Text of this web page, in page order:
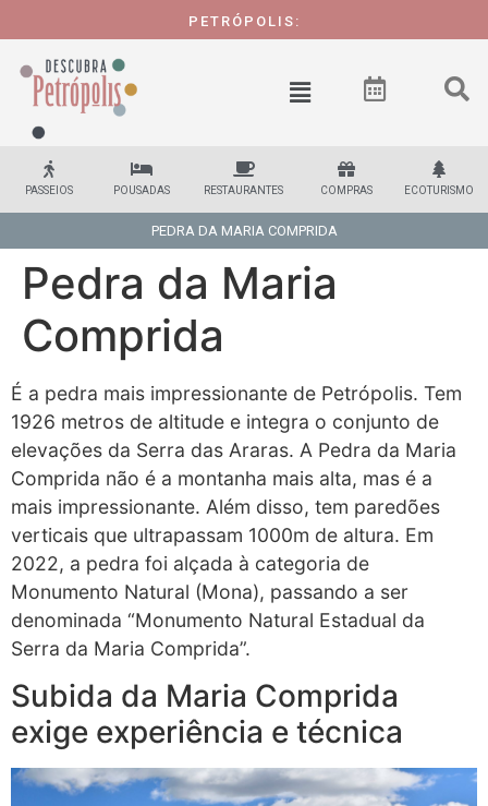
PETRÓPOLIS:
PASSEIOS POUSADAS RESTAURANTES COMPRAS ECOTURISMO
PEDRA DA MARIA COMPRIDA
Pedra da Maria
Comprida
É a pedra mais impressionante de Petrópolis. Tem
1926 metros de altitude e integra o conjunto de
elevações da Serra das Araras. A Pedra da Maria
Comprida não é a montanha mais alta, mas é a
mais impressionante. Além disso, tem paredões
verticais que ultrapassam 1000m de altura. Em
2022, a pedra foi alçada à categoria de
Monumento Natural (Mona), passando a ser
denominada “Monumento Natural Estadual da
Serra da Maria Comprida”.
Subida da Maria Comprida
exige experiência e técnica